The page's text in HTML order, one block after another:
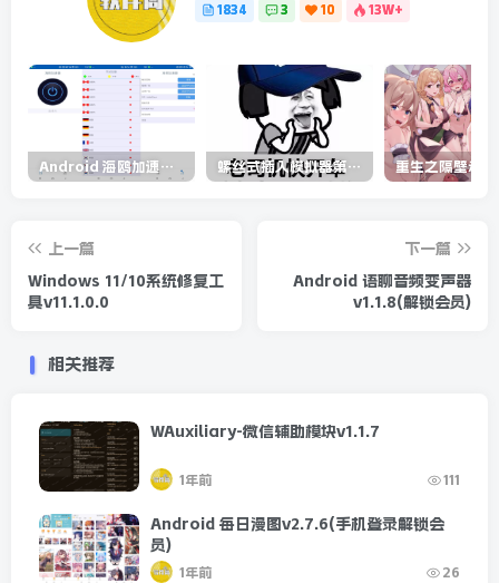
1834 3 10 13W+
Android 海鸥加速器v6.6.3(解锁会员) 螺丝式插入模拟器第5代/NejicomiSimulator.Vol.5.v1.0.2
上一篇
Windows 11/10系统修复工
具v11.1.0.0
下一篇
Android 语聊音频变声器
v1.1.8(解锁会员)
相关推荐
WAuxiliary-微信辅助模块v1.1.7
1年前 111
Android 每日漫图v2.7.6(手机登录解锁会
员)
1年前 26